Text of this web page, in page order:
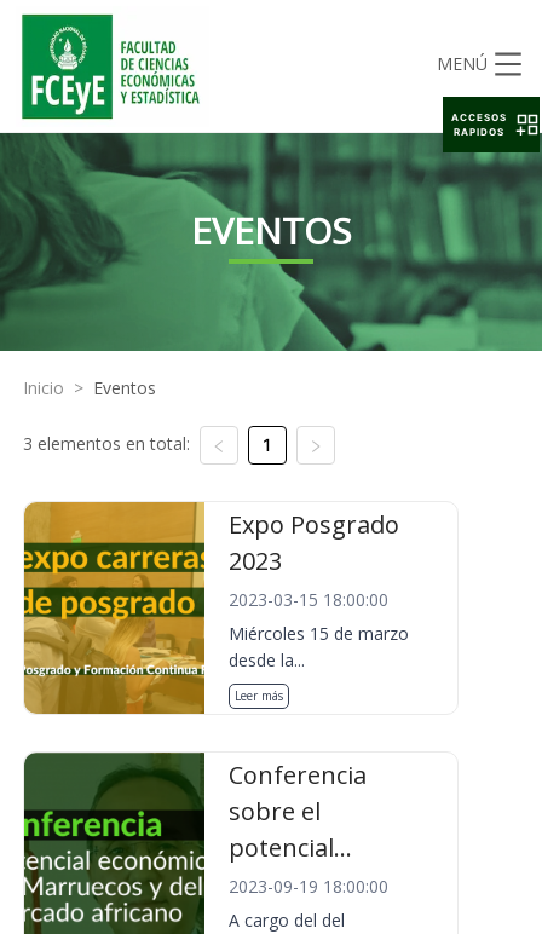
MENÚ
EVENTOS
Inicio > Eventos
3 elementos en total: 1
Expo Posgrado
2023
2023-03-15 18:00:00
Miércoles 15 de marzo
desde la...
Leer más
Conferencia
sobre el
potencial...
2023-09-19 18:00:00
A cargo del del
ACCESOS
RAPIDOS